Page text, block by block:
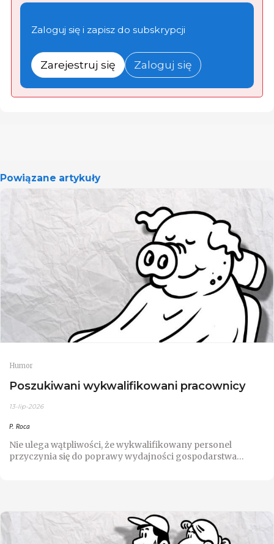
Zaloguj się i zapisz do subskrypcji
Zarejestruj się Zaloguj się
Powiązane artykuły
Humor
Poszukiwani wykwalifikowani pracownicy
13-lip-2026
P. Roca
Nie ulega wątpliwości, że wykwalifikowany personel
przyczynia się do poprawy wydajności gospodarstwa…